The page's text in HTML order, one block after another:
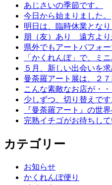
あじさいの季節です。
今日から始まりました。
明日は、臨時休業となり
朋（友）あり 遠方より
県外でもアートパフォ
「かくれんぼ」で、ミ
５月、新しい出会いを求
曼荼羅アート展は、２７
こんな素敵なお店が・・
少しずつ、切り替えです
『曼荼羅アート』の世
完熟イチゴがお待ちして
カテゴリー
お知らせ
かくれんぼ便り